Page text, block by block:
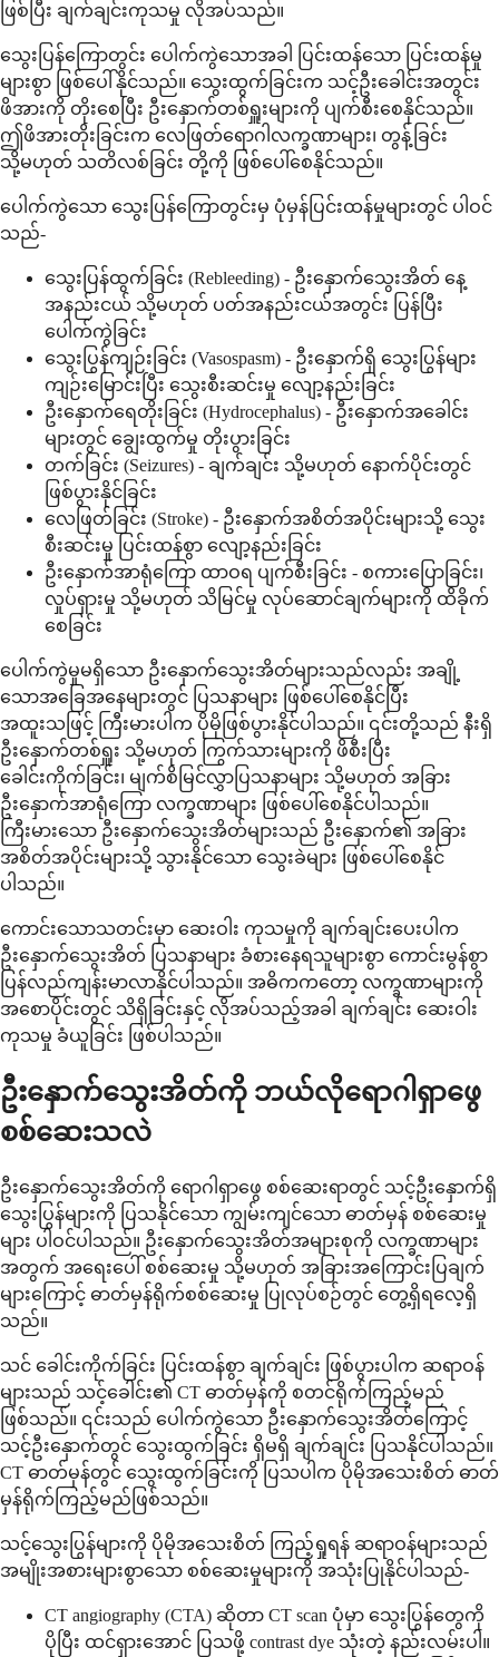
ဖြစ်ပြီး ချက်ချင်းကုသမှု လိုအပ်သည်။
သွေးပြန်ကြောတွင်း ပေါက်ကွဲသောအခါ ပြင်းထန်သော ပြင်းထန်မှု
များစွာ ဖြစ်ပေါ်နိုင်သည်။ သွေးထွက်ခြင်းက သင့်ဦးခေါင်းအတွင်း
ဖိအားကို တိုးစေပြီး ဦးနှောက်တစ်ရှူးများကို ပျက်စီးစေနိုင်သည်။
ဤဖိအားတိုးခြင်းက လေဖြတ်ရောဂါလက္ခဏာများ၊ တွန့်ခြင်း
သို့မဟုတ် သတိလစ်ခြင်း တို့ကို ဖြစ်ပေါ်စေနိုင်သည်။
ပေါက်ကွဲသော သွေးပြန်ကြောတွင်းမှ ပုံမှန်ပြင်းထန်မှုများတွင် ပါဝင်
သည်-
သွေးပြန်ထွက်ခြင်း (Rebleeding) - ဦးနှောက်သွေးအိတ် နေ့
အနည်းငယ် သို့မဟုတ် ပတ်အနည်းငယ်အတွင်း ပြန်ပြီး
ပေါက်ကွဲခြင်း
သွေးပြွန်ကျဉ်းခြင်း (Vasospasm) - ဦးနှောက်ရှိ သွေးပြွန်များ
ကျဉ်းမြောင်းပြီး သွေးစီးဆင်းမှု လျော့နည်းခြင်း
ဦးနှောက်ရေတိုးခြင်း (Hydrocephalus) - ဦးနှောက်အခေါင်း
များတွင် ချွေးထွက်မှု တိုးပွားခြင်း
တက်ခြင်း (Seizures) - ချက်ချင်း သို့မဟုတ် နောက်ပိုင်းတွင်
ဖြစ်ပွားနိုင်ခြင်း
လေဖြတ်ခြင်း (Stroke) - ဦးနှောက်အစိတ်အပိုင်းများသို့ သွေး
စီးဆင်းမှု ပြင်းထန်စွာ လျော့နည်းခြင်း
ဦးနှောက်အာရုံကြော ထာဝရ ပျက်စီးခြင်း - စကားပြောခြင်း၊
လှုပ်ရှားမှု သို့မဟုတ် သိမြင်မှု လုပ်ဆောင်ချက်များကို ထိခိုက်
စေခြင်း
ပေါက်ကွဲမှုမရှိသော ဦးနှောက်သွေးအိတ်များသည်လည်း အချို့
သောအခြေအနေများတွင် ပြသနာများ ဖြစ်ပေါ်စေနိုင်ပြီး
အထူးသဖြင့် ကြီးမားပါက ပိုမိုဖြစ်ပွားနိုင်ပါသည်။ ၎င်းတို့သည် နီးရှိ
ဦးနှောက်တစ်ရှူး သို့မဟုတ် ကြွက်သားများကို ဖိစီးပြီး
ခေါင်းကိုက်ခြင်း၊ မျက်စိမြင်လွှာပြသနာများ သို့မဟုတ် အခြား
ဦးနှောက်အာရုံကြော လက္ခဏာများ ဖြစ်ပေါ်စေနိုင်ပါသည်။
ကြီးမားသော ဦးနှောက်သွေးအိတ်များသည် ဦးနှောက်၏ အခြား
အစိတ်အပိုင်းများသို့ သွားနိုင်သော သွေးခဲများ ဖြစ်ပေါ်စေနိုင်
ပါသည်။
ကောင်းသောသတင်းမှာ ဆေးဝါး ကုသမှုကို ချက်ချင်းပေးပါက
ဦးနှောက်သွေးအိတ် ပြသနာများ ခံစားနေရသူများစွာ ကောင်းမွန်စွာ
ပြန်လည်ကျန်းမာလာနိုင်ပါသည်။ အဓိကကတော့ လက္ခဏာများကို
အစောပိုင်းတွင် သိရှိခြင်းနှင့် လိုအပ်သည့်အခါ ချက်ချင်း ဆေးဝါး
ကုသမှု ခံယူခြင်း ဖြစ်ပါသည်။
ဦးနှောက်သွေးအိတ်ကို ဘယ်လိုရောဂါရှာဖွေ
စစ်ဆေးသလဲ
ဦးနှောက်သွေးအိတ်ကို ရောဂါရှာဖွေ စစ်ဆေးရာတွင် သင့်ဦးနှောက်ရှိ
သွေးပြွန်များကို ပြသနိုင်သော ကျွမ်းကျင်သော ဓာတ်မှန် စစ်ဆေးမှု
များ ပါဝင်ပါသည်။ ဦးနှောက်သွေးအိတ်အများစုကို လက္ခဏာများ
အတွက် အရေးပေါ် စစ်ဆေးမှု သို့မဟုတ် အခြားအကြောင်းပြချက်
များကြောင့် ဓာတ်မှန်ရိုက်စစ်ဆေးမှု ပြုလုပ်စဉ်တွင် တွေ့ရှိရလေ့ရှိ
သည်။
သင် ခေါင်းကိုက်ခြင်း ပြင်းထန်စွာ ချက်ချင်း ဖြစ်ပွားပါက ဆရာဝန်
များသည် သင့်ခေါင်း၏ CT ဓာတ်မှန်ကို စတင်ရိုက်ကြည့်မည်
ဖြစ်သည်။ ၎င်းသည် ပေါက်ကွဲသော ဦးနှောက်သွေးအိတ်ကြောင့်
သင့်ဦးနှောက်တွင် သွေးထွက်ခြင်း ရှိမရှိ ချက်ချင်း ပြသနိုင်ပါသည်။
CT ဓာတ်မှန်တွင် သွေးထွက်ခြင်းကို ပြသပါက ပိုမိုအသေးစိတ် ဓာတ်
မှန်ရိုက်ကြည့်မည်ဖြစ်သည်။
သင့်သွေးပြွန်များကို ပိုမိုအသေးစိတ် ကြည့်ရှုရန် ဆရာဝန်များသည်
အမျိုးအစားများစွာသော စစ်ဆေးမှုများကို အသုံးပြုနိုင်ပါသည်-
CT angiography (CTA) ဆိုတာ CT scan ပုံမှာ သွေးပြွန်တွေကို
ပိုပြီး ထင်ရှားအောင် ပြသဖို့ contrast dye သုံးတဲ့ နည်းလမ်းပါ။